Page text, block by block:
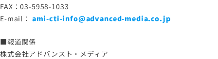
FAX：03-5958-1033
E-mail： ami-cti-info@advanced-media.co.jp
■報道関係
株式会社アドバンスト・メディア